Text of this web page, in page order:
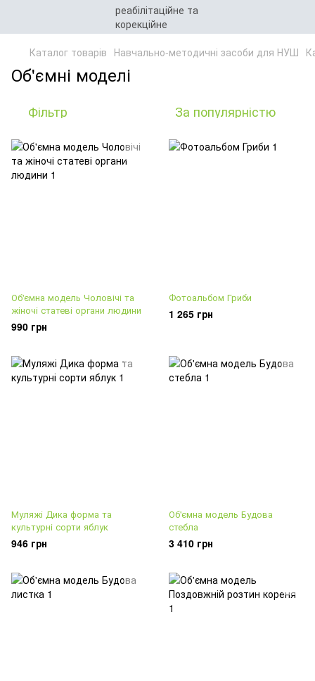
Каталог товарів Навчально-методичні засоби для НУШ
Об'ємні моделі
Фільтр За популярністю
Об'ємна модель Чоловічі та
жіночі статеві органи людини
990 грн
Фотоальбом Гриби
1 265 грн
Муляжі Дика форма та
культурні сорти яблук
946 грн
Об'ємна модель Будова
стебла
3 410 грн